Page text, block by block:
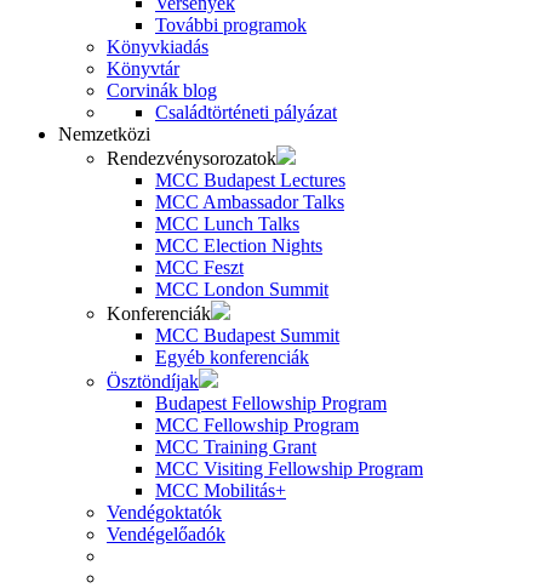
További programok
Könyvkiadás
Könyvtár
Corvinák blog
Családtörténeti pályázat
Nemzetközi
Rendezvénysorozatok
MCC Budapest Lectures
MCC Ambassador Talks
MCC Lunch Talks
MCC Election Nights
MCC Feszt
MCC London Summit
Konferenciák
MCC Budapest Summit
Egyéb konferenciák
Ösztöndíjak
Budapest Fellowship Program
MCC Fellowship Program
MCC Training Grant
MCC Visiting Fellowship Program
MCC Mobilitás+
Vendégoktatók
Vendégelőadók